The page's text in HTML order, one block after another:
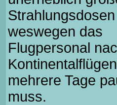
weswegen das
Flugpersonal
mehrere Tage
muss.